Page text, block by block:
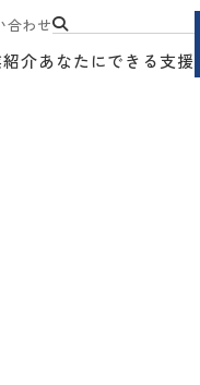
合わせ
介あなたにできる支援